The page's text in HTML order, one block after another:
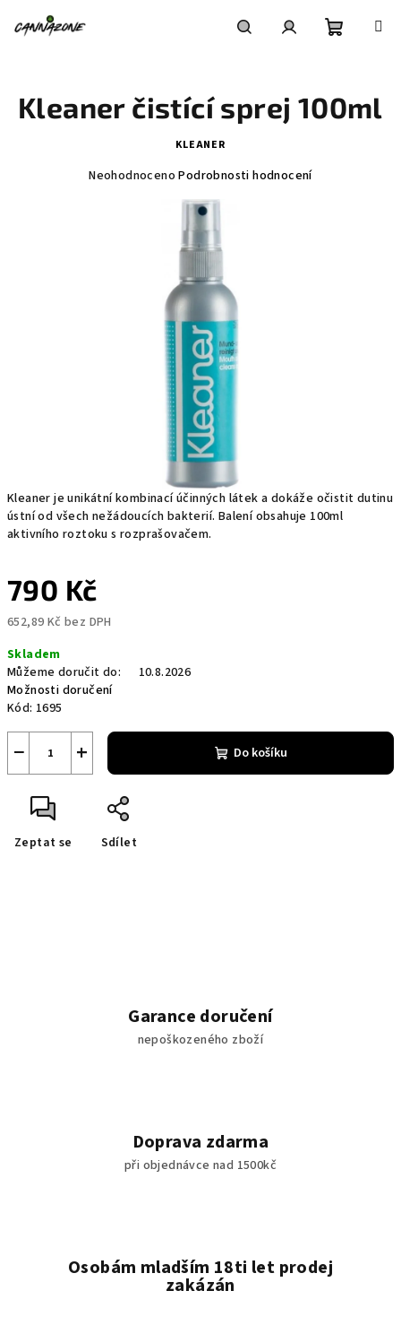
košík
Kleaner je unikátní kombinací účinných látek a dokáže očistit dutinu
ústní od všech nežádoucích bakterií. Balení obsahuje 100ml
aktivního roztoku s rozprašovačem.
790 Kč
652,89 Kč bez DPH
cena:
Skladem
Můžeme doručit do:
10.8.2026
Možnosti doručení
Kód: 1695
+
− Do košíku
Zeptat se Sdílet
Kleaner čistící sprej 100ml
KLEANER
Neohodnoceno Podrobnosti hodnocení
Garance doručení
nepoškozeného zboží
Doprava zdarma
při objednávce nad 1500kč
Osobám mladším 18ti let prodej
zakázán